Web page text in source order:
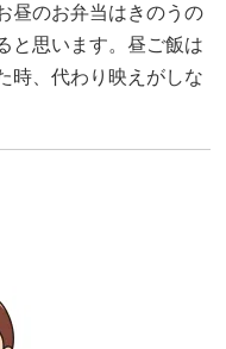
昼のお弁当はきのうの
と思います。昼ご飯は
時、代わり映えがしな